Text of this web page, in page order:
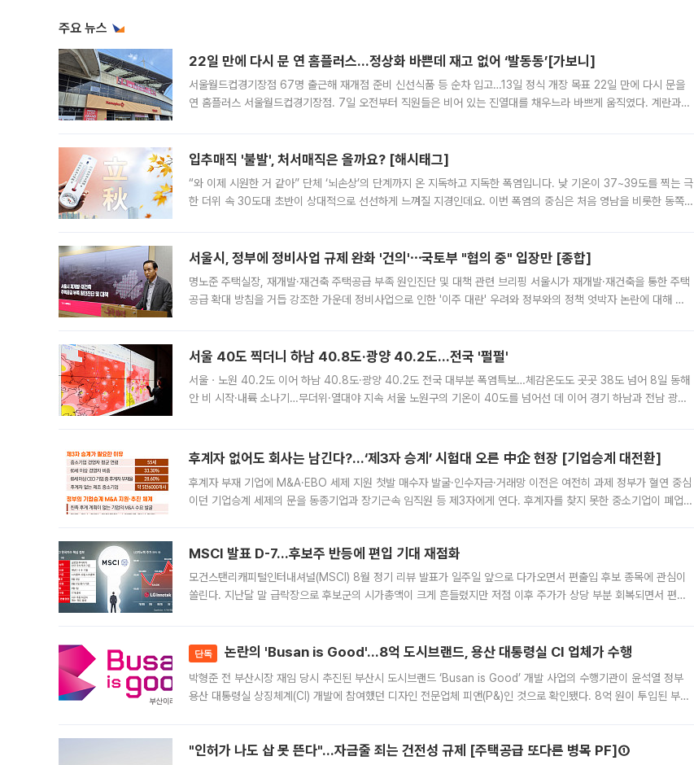
주요 뉴스
22일 만에 다시 문 연 홈플러스…정상화 바쁜데 재고 없어 ‘발동동’[가보니]
서울월드컵경기장점 67명 출근해 재개점 준비 신선식품 등 순차 입고…13일 정식 개장 목표 22일 만에 다시 문을
연 홈플러스 서울월드컵경기장점. 7일 오전부터 직원들은 비어 있는 진열대를 채우느라 바쁘게 움직였다. 계란과
입추매직 '불발', 처서매직은 올까요? [해시태그]
“와 이제 시원한 거 같아” 단체 ‘뇌손상’의 단계까지 온 지독하고 지독한 폭염입니다. 낮 기온이 37~39도를 찍는 극
한 더위 속 30도대 초반이 상대적으로 선선하게 느껴질 지경인데요. 이번 폭염의 중심은 처음 영남을 비롯한 동쪽
서울시, 정부에 정비사업 규제 완화 '건의'⋯국토부 "협의 중" 입장만 [종합]
명노준 주택실장, 재개발·재건축 주택공급 부족 원인진단 및 대책 관련 브리핑 서울시가 재개발·재건축을 통한 주택
공급 확대 방침을 거듭 강조한 가운데 정비사업으로 인한 '이주 대란' 우려와 정부와의 정책 엇박자 논란에 대해 정
서울 40도 찍더니 하남 40.8도·광양 40.2도…전국 '펄펄'
서울ㆍ노원 40.2도 이어 하남 40.8도·광양 40.2도 전국 대부분 폭염특보…체감온도도 곳곳 38도 넘어 8일 동해
안 비 시작·내륙 소나기…무더위·열대야 지속 서울 노원구의 기온이 40도를 넘어선 데 이어 경기 하남과 전남 광양
후계자 없어도 회사는 남긴다?…‘제3자 승계’ 시험대 오른 中企 현장 [기업승계 대전환]
후계자 부재 기업에 M&A·EBO 세제 지원 첫발 매수자 발굴·인수자금·거래망 이전은 여전히 과제 정부가 혈연 중심
이던 기업승계 세제의 문을 동종기업과 장기근속 임직원 등 제3자에게 연다. 후계자를 찾지 못한 중소기업이 폐업
MSCI 발표 D-7…후보주 반등에 편입 기대 재점화
모건스탠리캐피털인터내셔널(MSCI) 8월 정기 리뷰 발표가 일주일 앞으로 다가오면서 편출입 후보 종목에 관심이
쏠린다. 지난달 말 급락장으로 후보군의 시가총액이 크게 흔들렸지만 저점 이후 주가가 상당 부분 회복되면서 편입
단독 논란의 'Busan is Good'…8억 도시브랜드, 용산 대통령실 CI 업체가 수행
박형준 전 부산시장 재임 당시 추진된 부산시 도시브랜드 ‘Busan is Good’ 개발 사업의 수행기관이 윤석열 정부
용산 대통령실 상징체계(CI) 개발에 참여했던 디자인 전문업체 피앤(P&)인 것으로 확인됐다. 8억 원이 투입된 부산
"인허가 나도 삽 못 뜬다"…자금줄 죄는 건전성 규제 [주택공급 또다른 병목 PF]①